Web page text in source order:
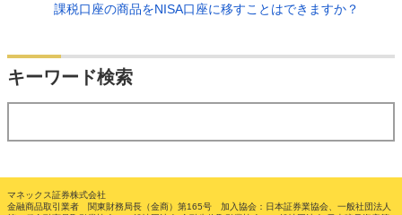
課税口座の商品をNISA口座に移すことはできますか？
キーワード検索
マネックス証券株式会社
金融商品取引業者 関東財務局長（金商）第165号 加入協会：日本証券業協会、一般社団法人